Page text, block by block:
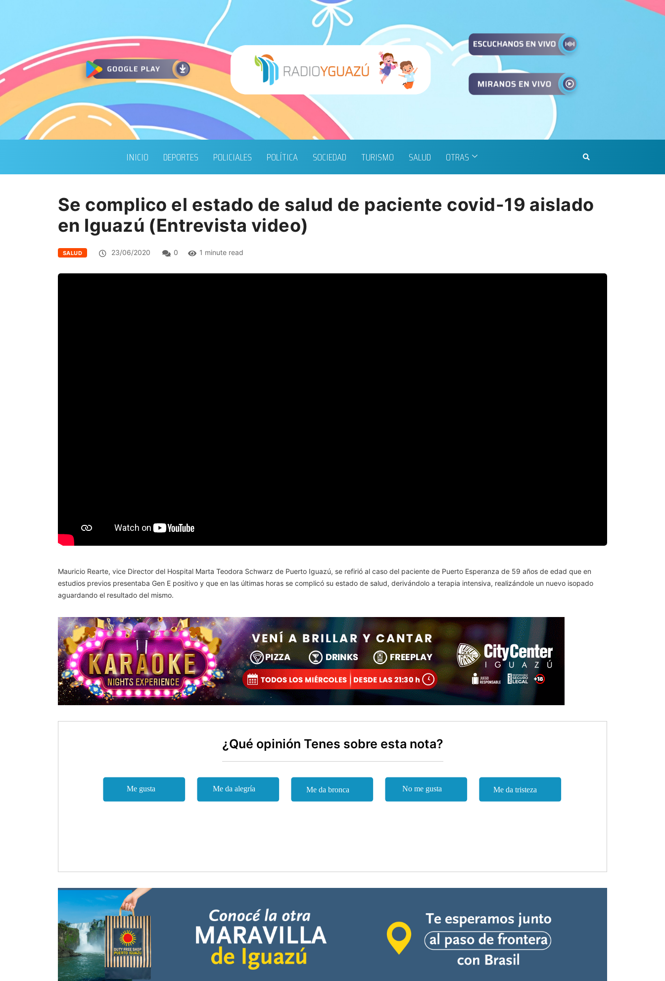
INICIO DEPORTES POLICIALES POLÍTICA SOCIEDAD TURISMO SALUD OTRAS
Se complico el estado de salud de paciente covid-19 aislado
en Iguazú (Entrevista video)
SALUD 23/06/2020 0 1 minute read
Mauricio Rearte, vice Director del Hospital Marta Teodora Schwarz de Puerto Iguazú, se refirió al caso del paciente de Puerto Esperanza de 59 años de edad que en
estudios previos presentaba Gen E positivo y que en las últimas horas se complicó su estado de salud, derivándolo a terapia intensiva, realizándole un nuevo isopado
aguardando el resultado del mismo.
¿Qué opinión Tenes sobre esta nota?